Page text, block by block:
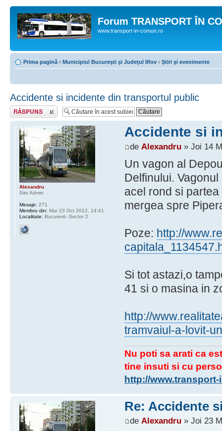
Forum TRANSPORT ÎN
www.transport-in-comun.ro
Prima pagină ‹ Municipiul Bucureşti şi Judeţul Ilfov ‹ Ştiri şi evenimente
Accidente si incidente din transportul public
Răspunde
Accidente si
de Alexandru» Joi 14
Un vagon al
Delfinului.
acel rond si
mergea spre
Poze: http://
Si tot astazi,o
41 si o masina in
http://
tramvaiul-a-lovit-
Nu poti sa arati ca
tine insuti si cu
http://
Alexandru
Site Admin
Mesaje: 271
Membru din: Mar 23 Oct 2012, 14:41
Localitate: Bucuresti -Sector 2
Re: Accidente
de Alexandru» Joi 23